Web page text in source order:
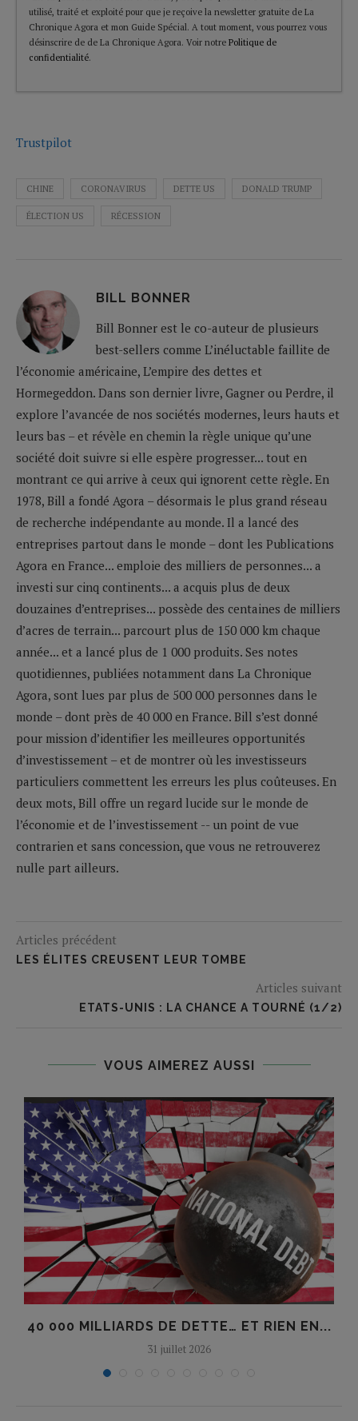
utilisé, traité et exploité pour que je reçoive la newsletter gratuite de La
Chronique Agora et mon Guide Spécial. A tout moment, vous pourrez vous
désinscrire de de La Chronique Agora. Voir notre Politique de
confidentialité.
Trustpilot
CHINE CORONAVIRUS DETTE US DONALD TRUMP
ÉLECTION US RÉCESSION
BILL BONNER
Bill Bonner est le co-auteur de plusieurs
best-sellers comme L’inéluctable faillite de
l’économie américaine, L’empire des dettes et
Hormegeddon. Dans son dernier livre, Gagner ou Perdre, il
explore l’avancée de nos sociétés modernes, leurs hauts et
leurs bas – et révèle en chemin la règle unique qu’une
société doit suivre si elle espère progresser... tout en
montrant ce qui arrive à ceux qui ignorent cette règle. En
1978, Bill a fondé Agora – désormais le plus grand réseau
de recherche indépendante au monde. Il a lancé des
entreprises partout dans le monde – dont les Publications
Agora en France... emploie des milliers de personnes... a
investi sur cinq continents... a acquis plus de deux
douzaines d’entreprises... possède des centaines de milliers
d’acres de terrain... parcourt plus de 150 000 km chaque
année... et a lancé plus de 1 000 produits. Ses notes
quotidiennes, publiées notamment dans La Chronique
Agora, sont lues par plus de 500 000 personnes dans le
monde – dont près de 40 000 en France. Bill s’est donné
pour mission d’identifier les meilleures opportunités
d’investissement – et de montrer où les investisseurs
particuliers commettent les erreurs les plus coûteuses. En
deux mots, Bill offre un regard lucide sur le monde de
l’économie et de l’investissement -- un point de vue
contrarien et sans concession, que vous ne retrouverez
nulle part ailleurs.
Articles précédent
LES ÉLITES CREUSENT LEUR TOMBE
Articles suivant
ETATS-UNIS : LA CHANCE A TOURNÉ (1/2)
VOUS AIMEREZ AUSSI
40 000 MILLIARDS DE DETTE… ET RIEN EN...
31 juillet 2026